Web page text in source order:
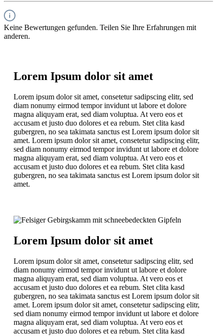
Keine Bewertungen gefunden. Teilen Sie Ihre Erfahrungen mit
anderen.
Lorem Ipsum dolor sit amet
Lorem ipsum dolor sit amet, consetetur sadipscing elitr, sed
diam nonumy eirmod tempor invidunt ut labore et dolore
magna aliquyam erat, sed diam voluptua. At vero eos et
accusam et justo duo dolores et ea rebum. Stet clita kasd
gubergren, no sea takimata sanctus est Lorem ipsum dolor sit
amet. Lorem ipsum dolor sit amet, consetetur sadipscing elitr,
sed diam nonumy eirmod tempor invidunt ut labore et dolore
magna aliquyam erat, sed diam voluptua. At vero eos et
accusam et justo duo dolores et ea rebum. Stet clita kasd
gubergren, no sea takimata sanctus est Lorem ipsum dolor sit
amet.
Lorem Ipsum dolor sit amet
Lorem ipsum dolor sit amet, consetetur sadipscing elitr, sed
diam nonumy eirmod tempor invidunt ut labore et dolore
magna aliquyam erat, sed diam voluptua. At vero eos et
accusam et justo duo dolores et ea rebum. Stet clita kasd
gubergren, no sea takimata sanctus est Lorem ipsum dolor sit
amet. Lorem ipsum dolor sit amet, consetetur sadipscing elitr,
sed diam nonumy eirmod tempor invidunt ut labore et dolore
magna aliquyam erat, sed diam voluptua. At vero eos et
accusam et justo duo dolores et ea rebum. Stet clita kasd